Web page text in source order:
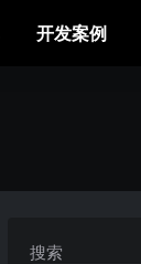
开发案例
搜索